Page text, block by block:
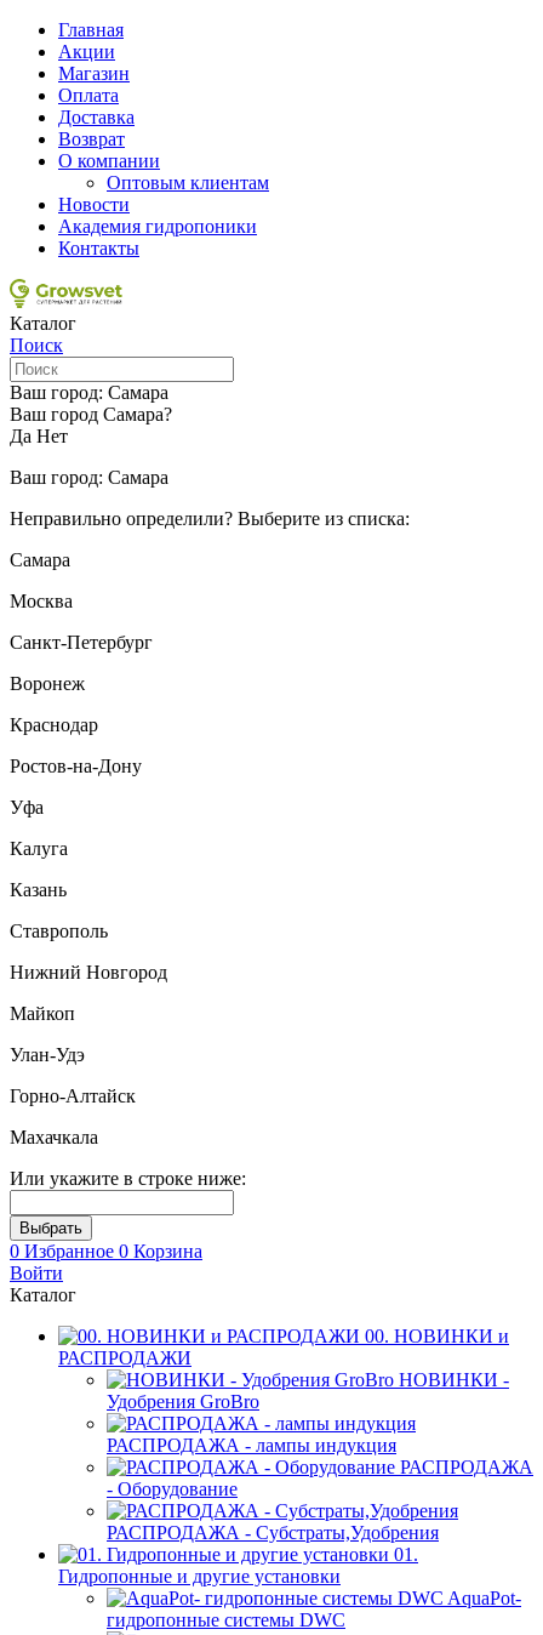
Главная
Акции
Магазин
Оплата
Доставка
Возврат
О компании
Оптовым клиентам
Новости
Академия гидропоники
Контакты
Каталог
Поиск
Ваш город: Самара
Ваш город Самара?
Да Нет
Ваш город: Самара
Неправильно определили? Выберите из списка:
Самара
Москва
Санкт-Петербург
Воронеж
Краснодар
Ростов-на-Дону
Уфа
Калуга
Казань
Ставрополь
Нижний Новгород
Майкоп
Улан-Удэ
Горно-Алтайск
Махачкала
Или укажите в строке ниже:
0 Избранное 0 Корзина
Войти
Каталог
00. НОВИНКИ и
РАСПРОДАЖИ
НОВИНКИ -
Удобрения GroBro
РАСПРОДАЖА - лампы индукция
РАСПРОДАЖА
- Оборудование
РАСПРОДАЖА - Субстраты,Удобрения
01.
Гидропонные и другие установки
AquaPot-
гидропонные системы DWC